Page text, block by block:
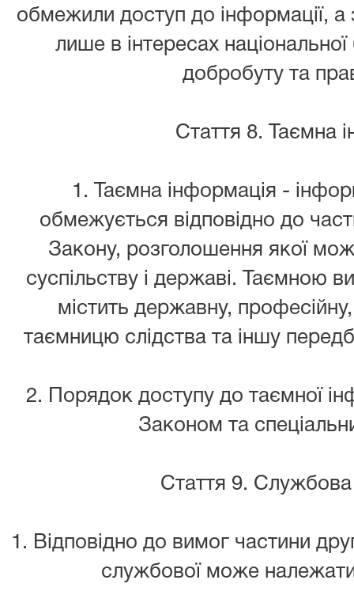
обмежили доступ до інформації, а
лише в інтересах
добробуту та
Стаття 8. Таємна
1. Таємна інформація -
обмежується відповідно до
Закону, розголошення якої
суспільству і державі. Таємною
містить державну,
таємницю слідства та іншу
2. Порядок доступу до таємної
Законом та
Стаття 9. Службова
1. Відповідно до вимог частини
службової може